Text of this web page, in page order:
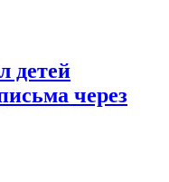
детей
через